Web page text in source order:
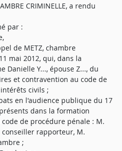
CRIMINELLE, a rendu
par :
de METZ, chambre
mai 2012, qui, dans la
Danielle Y..., épouse Z..., du
et contravention au code de
civils ;
en l'audience publique du 17
dans la formation
de procédure pénale : M.
conseiller rapporteur, M.
;